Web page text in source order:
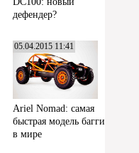
дефендер?
05.04.2015 11:41
Ariel Nomad: самая
быстрая модель багги
в мире